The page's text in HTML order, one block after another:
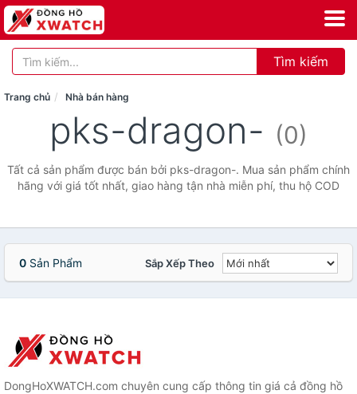
Tìm kiếm
Trang chủ Nhà bán hàng
pks-dragon- (0)
Tất cả sản phẩm được bán bởi pks-dragon-. Mua sản phẩm chính
hãng với giá tốt nhất, giao hàng tận nhà miễn phí, thu hộ COD
0 Sản Phẩm Sắp Xếp Theo
DongHoXWATCH.com chuyên cung cấp thông tin giá cả đồng hồ